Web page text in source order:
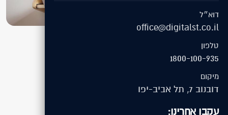
דוא״ל
office@digitalst.co.il
טלפון
1800-100-935
מיקום
דובנוב 7, תל אביב-יפו
עקבו אחרינו:
בין לקוחותינו
אלמוג אילת